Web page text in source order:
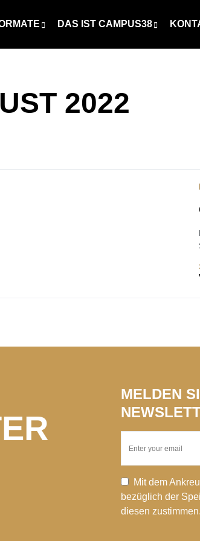
DAS IST CAMPUS38
2022
MELDEN
Mit dem
bezüglich der
diesen zustimmen.